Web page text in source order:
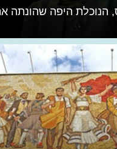
הנוכלת היפה שהונתה